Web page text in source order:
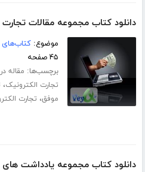
دانلود کتاب مجموعه مقالات تجارت
موضوع:کتاب‌های
۴۵ صفحه
برچسب‌ها: مقاله
تجارت الکترونیک،
موفق، تجارت
دانلود کتاب مجموعه یادداشت